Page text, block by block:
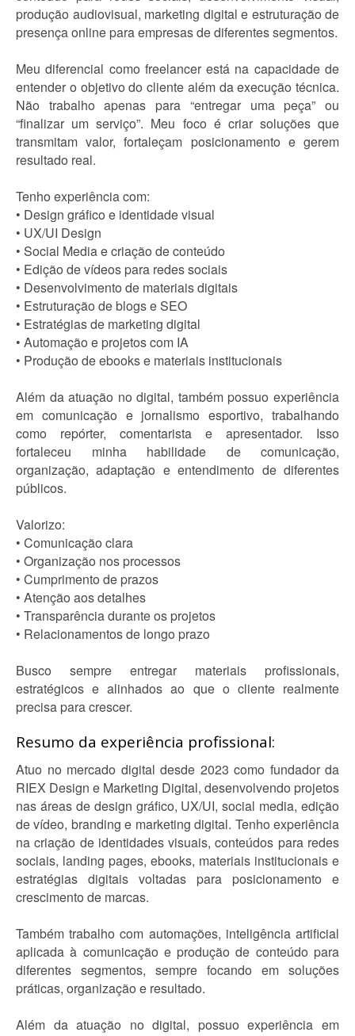
produção audiovisual, marketing digital e estruturação de
presença online para empresas de diferentes segmentos.
Meu diferencial como freelancer está na capacidade de
entender o objetivo do cliente além da execução técnica.
Não trabalho apenas para “entregar uma peça” ou
“finalizar um serviço”. Meu foco é criar soluções que
transmitam valor, fortaleçam posicionamento e gerem
resultado real.
Tenho experiência com:
• Design gráfico e identidade visual
• UX/UI Design
• Social Media e criação de conteúdo
• Edição de vídeos para redes sociais
• Desenvolvimento de materiais digitais
• Estruturação de blogs e SEO
• Estratégias de marketing digital
• Automação e projetos com IA
• Produção de ebooks e materiais institucionais
Além da atuação no digital, também possuo experiência
em comunicação e jornalismo esportivo, trabalhando
como repórter, comentarista e apresentador. Isso
fortaleceu minha habilidade de comunicação,
organização, adaptação e entendimento de diferentes
públicos.
Valorizo:
• Comunicação clara
• Organização nos processos
• Cumprimento de prazos
• Atenção aos detalhes
• Transparência durante os projetos
• Relacionamentos de longo prazo
Busco sempre entregar materiais profissionais,
estratégicos e alinhados ao que o cliente realmente
precisa para crescer.
Resumo da experiência profissional:
Atuo no mercado digital desde 2023 como fundador da
RIEX Design e Marketing Digital, desenvolvendo projetos
nas áreas de design gráfico, UX/UI, social media, edição
de vídeo, branding e marketing digital. Tenho experiência
na criação de identidades visuais, conteúdos para redes
sociais, landing pages, ebooks, materiais institucionais e
estratégias digitais voltadas para posicionamento e
crescimento de marcas.
Também trabalho com automações, inteligência artificial
aplicada à comunicação e produção de conteúdo para
diferentes segmentos, sempre focando em soluções
práticas, organização e resultado.
Além da atuação no digital, possuo experiência em